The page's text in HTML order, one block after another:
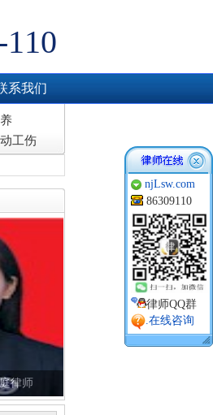
系我们
工伤
律师
njLsw.com
86309110
律师QQ群
.在线咨询